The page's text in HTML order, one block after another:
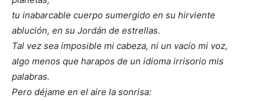
tu inabarcable cuerpo sumergido en su hirviente
ablución, en su Jordán de estrellas.
Tal vez sea imposible mi cabeza, ni un vacío mi voz,
algo menos que harapos de un idioma irrisorio mis
palabras.
Pero déjame en el aire la sonrisa: